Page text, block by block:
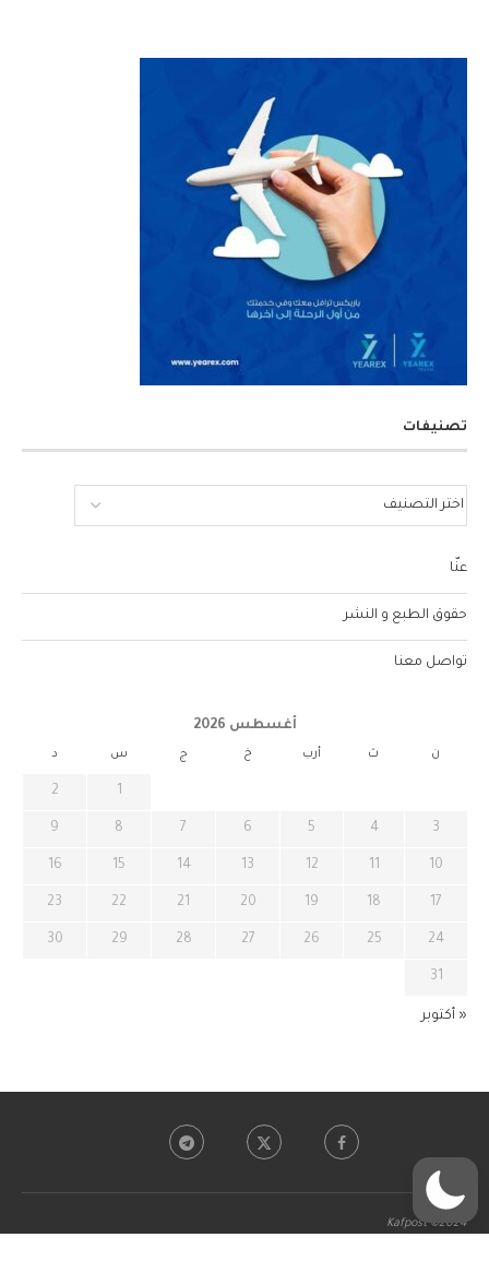
تصنيفات
عنّا
حقوق الطبع و النشر
تواصل معنا
أغسطس 2026
ن ث أرب خ ج س د
1
2
3
4
5
6
7
8
9
10
11
12
13
14
15
16
17
18
19
20
21
22
23
24
25
26
27
28
29
30
31
« أكتوبر
Kafpost ©2024